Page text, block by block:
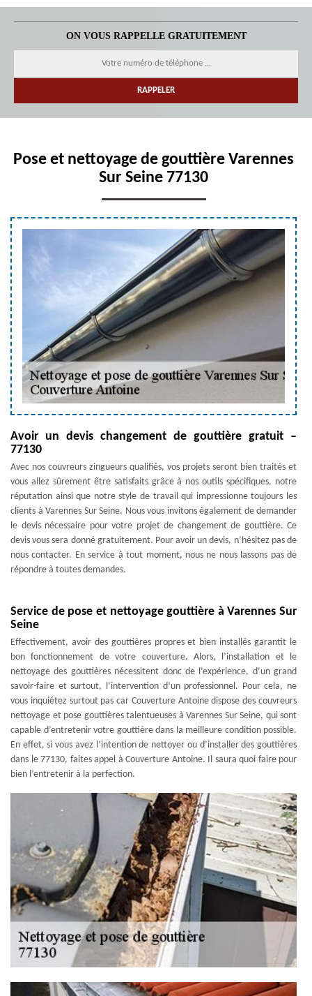
ON VOUS RAPPELLE GRATUITEMENT
Pose et nettoyage de gouttière Varennes
Sur Seine 77130
Avoir un devis changement de gouttière gratuit –
77130
Avec nos couvreurs zingueurs qualifiés, vos projets seront bien traités et
vous allez sûrement être satisfaits grâce à nos outils spécifiques, notre
réputation ainsi que notre style de travail qui impressionne toujours les
clients à Varennes Sur Seine. Nous vous invitons également de demander
le devis nécessaire pour votre projet de changement de gouttière. Ce
devis vous sera donné gratuitement. Pour avoir un devis, n’hésitez pas de
nous contacter. En service à tout moment, nous ne nous lassons pas de
répondre à toutes demandes.
Service de pose et nettoyage gouttière à Varennes Sur
Seine
Effectivement, avoir des gouttières propres et bien installés garantit le
bon fonctionnement de votre couverture. Alors, l’installation et le
nettoyage des gouttières nécessitent donc de l’expérience, d’un grand
savoir-faire et surtout, l’intervention d’un professionnel. Pour cela, ne
vous inquiétez surtout pas car Couverture Antoine dispose des couvreurs
nettoyage et pose gouttières talentueuses à Varennes Sur Seine, qui sont
capable d’entretenir votre gouttière dans la meilleure condition possible.
En effet, si vous avez l’intention de nettoyer ou d’installer des gouttières
dans le 77130, faites appel à Couverture Antoine. Il saura quoi faire pour
bien l’entretenir à la perfection.